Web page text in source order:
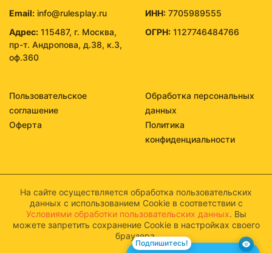
Email: info@rulesplay.ru
Адрес: 115487, г. Москва,
пр-т. Андропова, д.38, к.3,
оф.360
ИНН: 7705989555
ОГРН: 1127746484766
Пользовательское
соглашение
Обработка персональных
данных
Оферта
Политика
конфиденциальности
На сайте осуществляется обработка пользовательских
данных с использованием Cookie в соответствии с
Условиями обработки пользовательских данных. Вы
можете запретить сохранение Cookie в настройках своего
браузера.
Подпишитесь!